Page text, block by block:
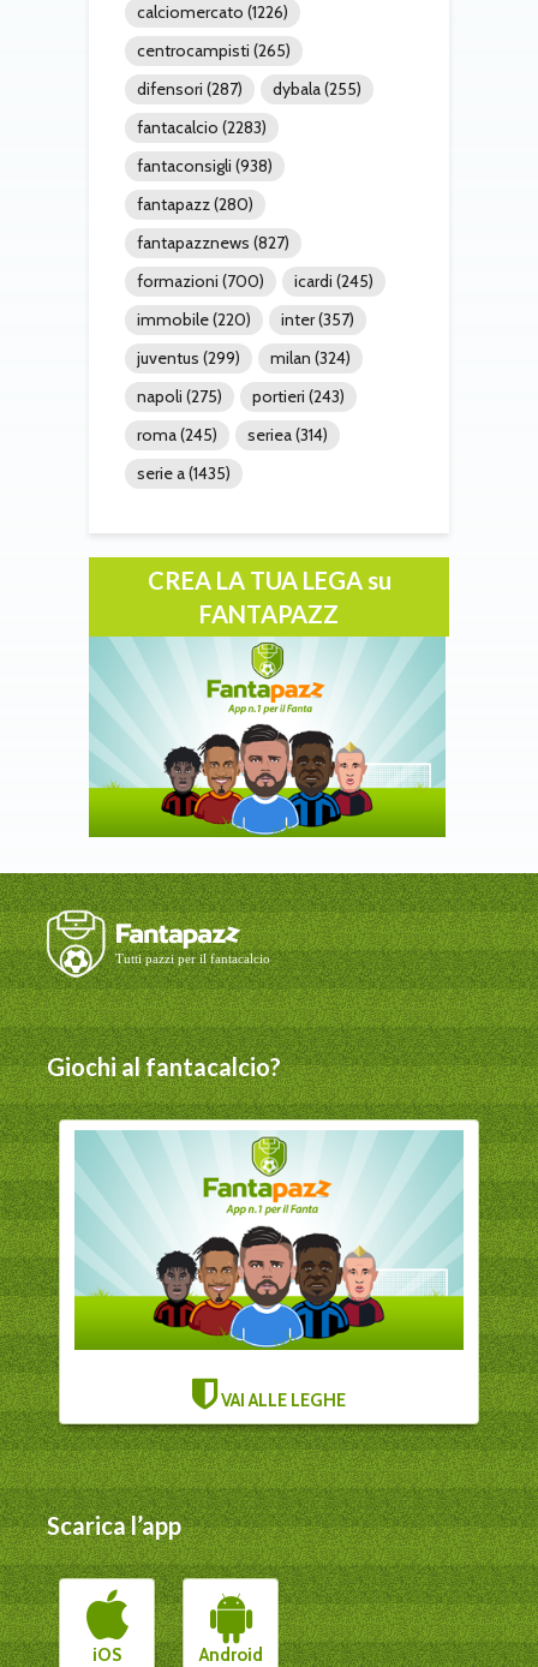
calciomercato (1226)
centrocampisti (265)
difensori (287) dybala(255)
fantacalcio (2283)
fantaconsigli (938)
fantapazz(280)
fantapazznews (827)
formazioni (700) icardi (245)
immobile(220) inter(357)
juventus (299) milan (324)
napoli (275) portieri (243)
roma(245) seriea(314)
serie a(1435)
CREA LA TUA LEGA su
FANTAPAZZ
Giochi al fantacalcio?
VAI ALLE LEGHE
Scarica l’app
iOS Android